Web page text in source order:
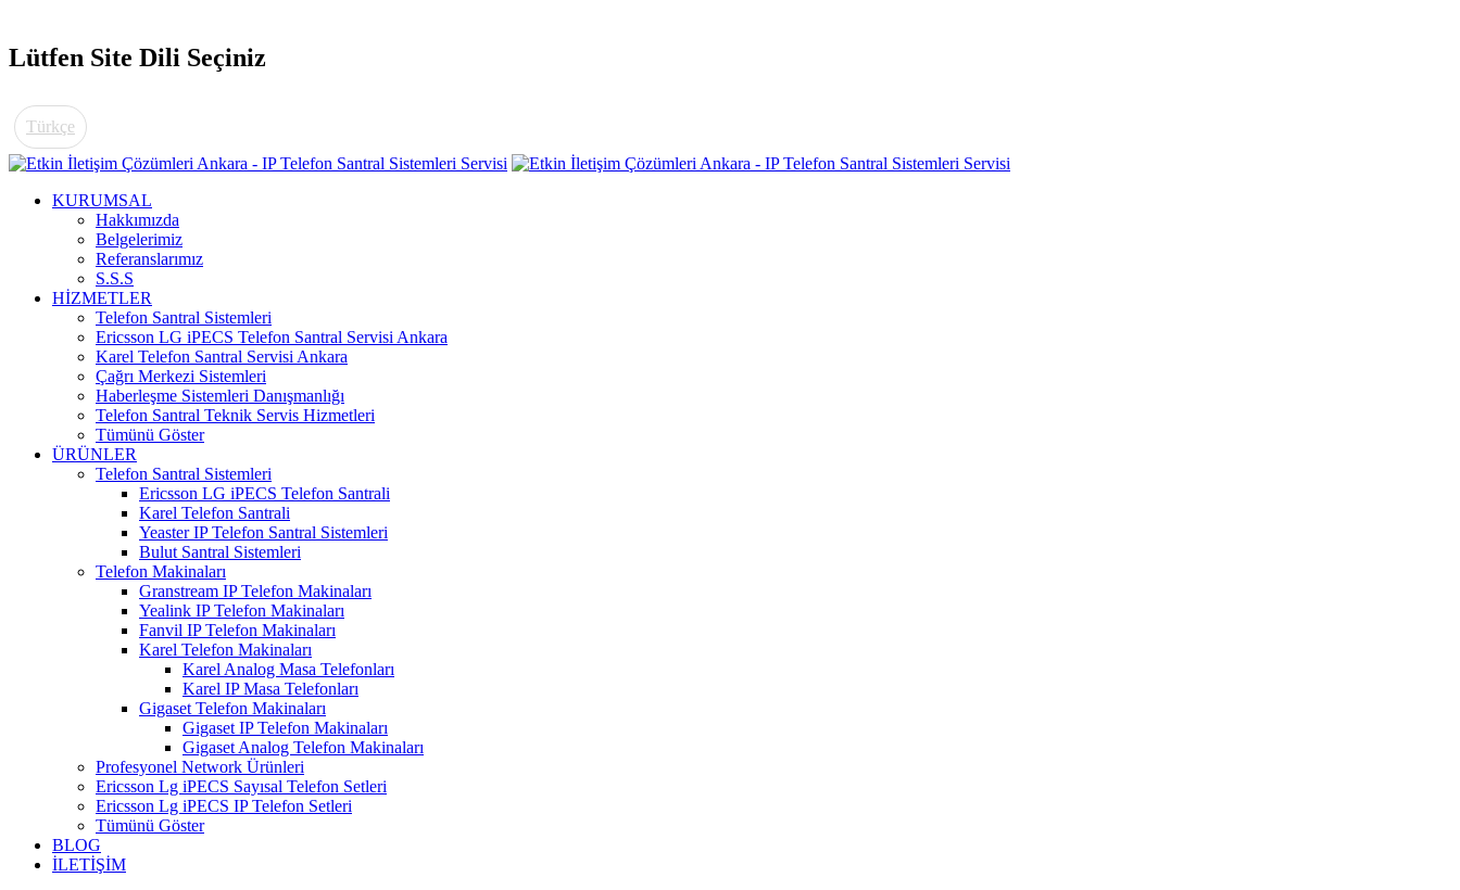
Lütfen Site Dili Seçiniz
Türkçe
KURUMSAL
Hakkımızda
Belgelerimiz
Referanslarımız
S.S.S
HİZMETLER
Telefon Santral Sistemleri
Ericsson LG iPECS Telefon Santral Servisi Ankara
Karel Telefon Santral Servisi Ankara
Çağrı Merkezi Sistemleri
Haberleşme Sistemleri Danışmanlığı
Telefon Santral Teknik Servis Hizmetleri
Tümünü Göster
ÜRÜNLER
Telefon Santral Sistemleri
Ericsson LG iPECS Telefon Santrali
Karel Telefon Santrali
Yeaster IP Telefon Santral Sistemleri
Bulut Santral Sistemleri
Telefon Makinaları
Granstream IP Telefon Makinaları
Yealink IP Telefon Makinaları
Fanvil IP Telefon Makinaları
Karel Telefon Makinaları
Karel Analog Masa Telefonları
Karel IP Masa Telefonları
Gigaset Telefon Makinaları
Gigaset IP Telefon Makinaları
Gigaset Analog Telefon Makinaları
Profesyonel Network Ürünleri
Ericsson Lg iPECS Sayısal Telefon Setleri
Ericsson Lg iPECS IP Telefon Setleri
Tümünü Göster
BLOG
İLETİŞİM